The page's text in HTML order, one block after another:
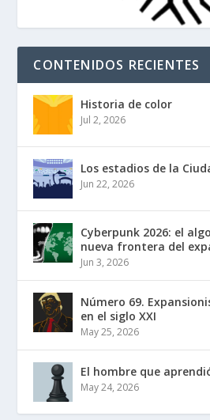
CONTENIDOS RECIENTES
Historia de color
Jul 2, 2026
Los estadios de la
Jun 22, 2026
Cyberpunk 2026: el
nueva frontera del
Jun 3, 2026
Número 69.
en el siglo XXI
May 25, 2026
El hombre que
May 24, 2026